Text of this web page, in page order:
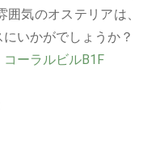
気のオステリアは、
いかがでしょうか？
ーラルビルB1F